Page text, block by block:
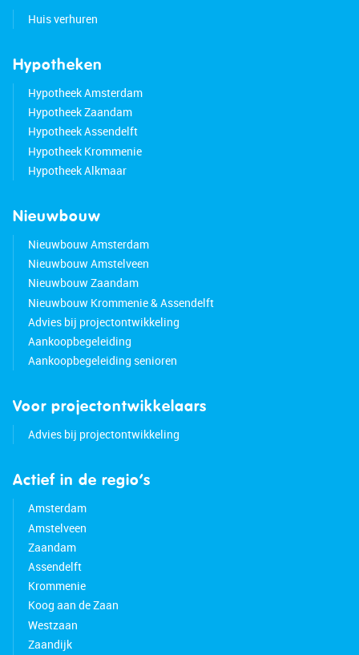
Huis verhuren
Hypotheken
Hypotheek Amsterdam
Hypotheek Zaandam
Hypotheek Assendelft
Hypotheek Krommenie
Hypotheek Alkmaar
Nieuwbouw
Nieuwbouw Amsterdam
Nieuwbouw Amstelveen
Nieuwbouw Zaandam
Nieuwbouw Krommenie & Assendelft
Advies bij projectontwikkeling
Aankoopbegeleiding
Aankoopbegeleiding senioren
Voor projectontwikkelaars
Advies bij projectontwikkeling
Actief in de regio’s
Amsterdam
Amstelveen
Zaandam
Assendelft
Krommenie
Koog aan de Zaan
Westzaan
Zaandijk